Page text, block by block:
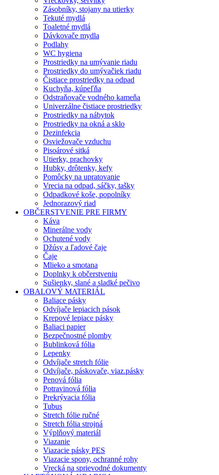
Zásobníky, stojany na utierky
Tekuté mydlá
Toaletné mydlá
Dávkovače mydla
Podlahy
WC hygiena
Prostriedky na umývanie riadu
Prostriedky do umývačiek riadu
Čistiace prostriedky na odpad
Kuchyňa, kúpeľňa
Odstraňovače vodného kameňa
Univerzálne čistiace prostriedky
Prostriedky na nábytok
Prostriedky na okná a sklo
Dezinfekcia
Osviežovače vzduchu
Pisoárové sitká
Utierky, prachovky
Hubky, drôtenky, kefy
Pomôcky na upratovanie
Vrecia na odpad, sáčky, tašky
Odpadkové koše, popolníky
Jednorazový riad
OBČERSTVENIE PRE FIRMY
Káva
Minerálne vody
Ochutené vody
Džúsy a ľadové čaje
Čaje
Mlieko a smotana
Doplnky k občerstveniu
Sušienky, slané a sladké pečivo
OBALOVÝ MATERIÁL
Baliace pásky
Odvíjače lepiacich pások
Krepové lepiace pásky
Baliaci papier
Bezpečnostné plomby
Bublinková fólia
Lepenky
Odvíjače stretch fólie
Odvíjače, páskovače, viaz.pásky
Penová fólia
Potravinová fólia
Prekrývacia fólia
Tubus
Stretch fólie ručné
Stretch fólia strojná
Výplňový materiál
Viazanie
Viazacie pásky PES
Viazacie spony, ochranné rohy
Vrecká na sprievodné dokumenty